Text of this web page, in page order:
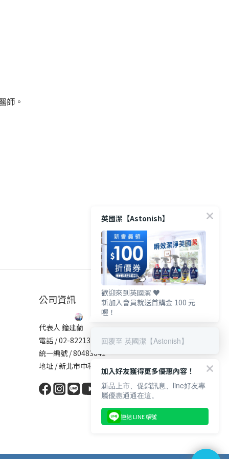
師。
公司資訊
代表人 鐘建蘭
電話 / 02-82213137
統一編號 / 80483041
地址 / 新北市中和區中原街101號5樓
英國潔【Astonish】
歡迎來到英國潔 ♥️
新加入會員就送首購金 100 元
喔！
回覆至 英國潔【Astonish】
加入好友獲得更多優惠內容！
新品上市、促銷訊息、line好友專
屬優惠通通在這。
連結 LINE 帳號